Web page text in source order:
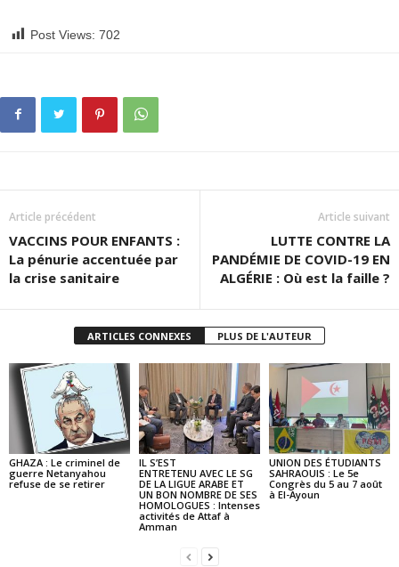
Post Views: 702
Article précédent
VACCINS POUR ENFANTS :
La pénurie accentuée par
la crise sanitaire
Article suivant
LUTTE CONTRE LA
PANDÉMIE DE COVID-19 EN
ALGÉRIE : Où est la faille ?
ARTICLES CONNEXES PLUS DE L'AUTEUR
GHAZA : Le criminel de
guerre Netanyahou
refuse de se retirer
IL S’EST
ENTRETENU AVEC LE SG
DE LA LIGUE ARABE ET
UN BON NOMBRE DE SES
HOMOLOGUES : Intenses
activités de Attaf à
Amman
UNION DES ÉTUDIANTS
SAHRAOUIS : Le 5e
Congrès du 5 au 7 août
à El-Ayoun